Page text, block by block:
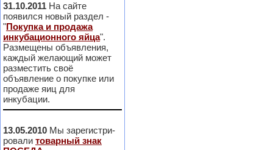
31.10.2011 На сайте
появился новый раздел -
"Покупка и продажа
инкубационного яйца".
Размещены объявления,
каждый желающий может
разместить своё
объявление о покупке или
продаже яиц для
инкубации.
13.05.2010 Мы зарегистри-
ровали товарный знак